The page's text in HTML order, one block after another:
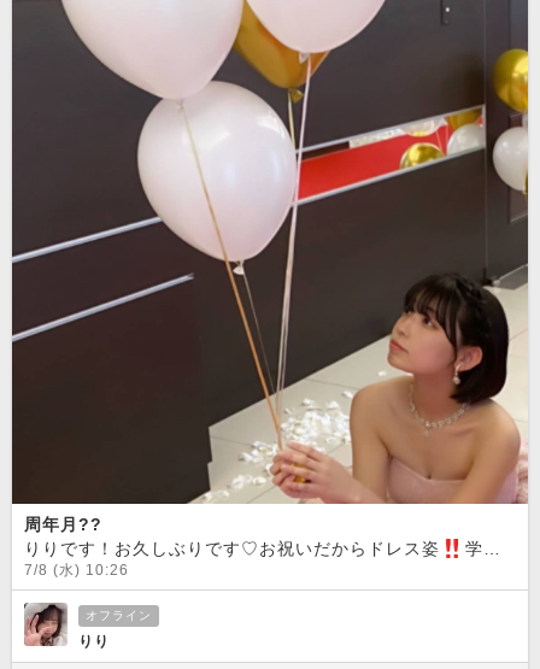
周年月??
りりです！お久しぶりです♡お祝いだからドレス姿
︎学生時代にウェディングドレスのモデルしてた頃の...🫣ピンクは今だに大好きな色です🩷いいねまってます♡あとあと！！9日のお昼ごろからチャットするのでお誘いも待ってます♪今日も一日頑張りすぎずに頑張りましょう
7/8 (水) 10:26
オフライン
りり